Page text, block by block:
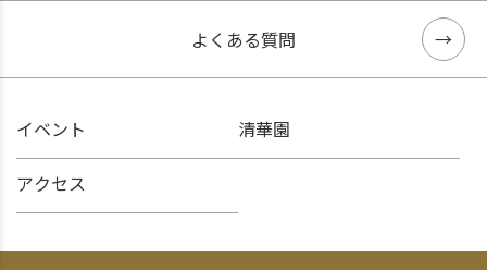
よくある質問
イベント 清華園
アクセス